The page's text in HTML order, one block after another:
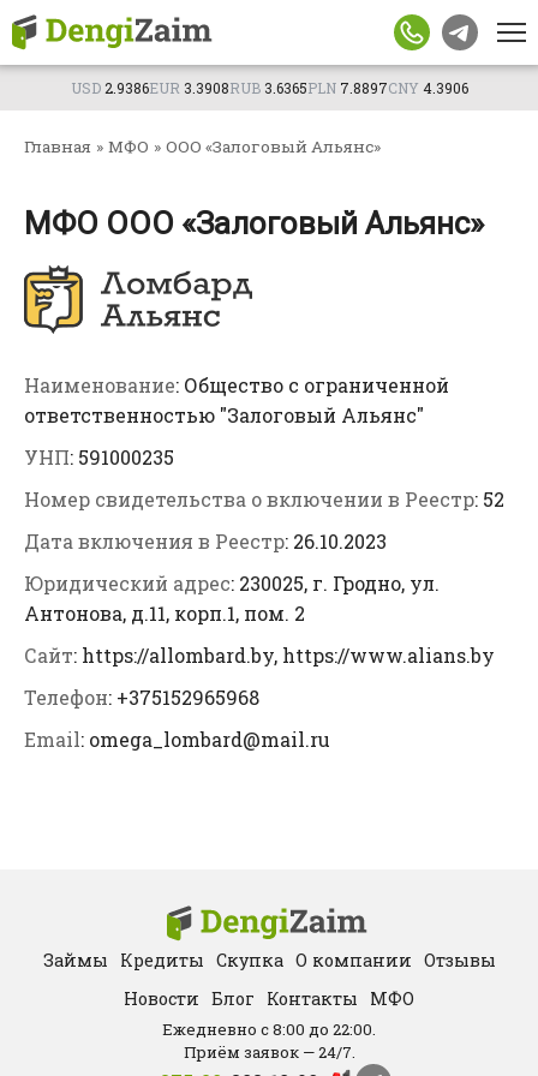
Перейти
контенту
USD2.9386EUR3.3908RUB3.6365PLN7.8897CNY 4.3906
Главная » МФО » ООО «Залоговый Альянс»
МФО ООО «Залоговый Альянс»
Наименование: Общество с ограниченной
ответственностью "Залоговый Альянс"
УНП: 591000235
Номер свидетельства о включении в Реестр: 52
Дата включения в Реестр: 26.10.2023
Юридический адрес: 230025, г. Гродно, ул.
Антонова, д.11, корп.1, пом. 2
Сайт: https://allombard.by, https://www.alians.by
Телефон: +375152965968
Email: omega_lombard@mail.ru
Займы Кредиты Скупка О компании Отзывы
Новости Блог Контакты МФО
Ежедневно с 8:00 до 22:00.
Приём заявок — 24/7.
Телефон
Сумма, BYN
Город
Возраст
Подтверждаю согласие на обработку личных
данных
заявку
свяжется с вами в ближайшее время.